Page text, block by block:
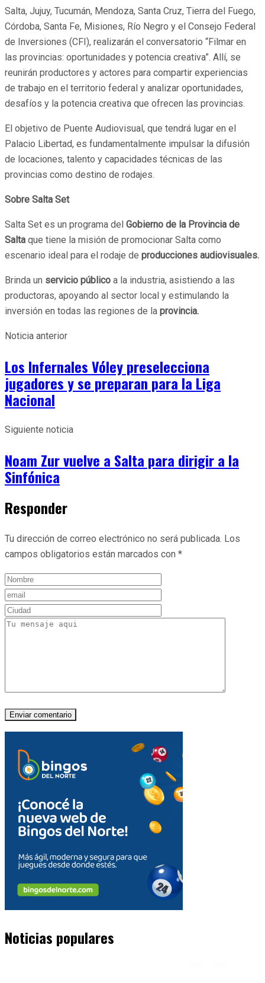
Salta, Jujuy, Tucumán, Mendoza, Santa Cruz, Tierra del Fuego,
Córdoba, Santa Fe, Misiones, Río Negro y el Consejo Federal
de Inversiones (CFI), realizarán el conversatorio “Filmar en
las provincias: oportunidades y potencia creativa”. Allí, se
reunirán productores y actores para compartir experiencias
de trabajo en el territorio federal y analizar oportunidades,
desafíos y la potencia creativa que ofrecen las provincias.
El objetivo de Puente Audiovisual, que tendrá lugar en el
Palacio Libertad, es fundamentalmente impulsar la difusión
de locaciones, talento y capacidades técnicas de las
provincias como destino de rodajes.
Sobre Salta Set
Salta Set es un programa del Gobierno de la Provincia de
Salta que tiene la misión de promocionar Salta como
escenario ideal para el rodaje de producciones audiovisuales.
Brinda un servicio público a la industria, asistiendo a las
productoras, apoyando al sector local y estimulando la
inversión en todas las regiones de la provincia.
Noticia anterior
Los Infernales Vóley preselecciona
jugadores y se preparan para la Liga
Nacional
Siguiente noticia
Noam Zur vuelve a Salta para dirigir a la
Sinfónica
Responder
Tu dirección de correo electrónico no será publicada. Los
campos obligatorios están marcados con *
Noticias populares